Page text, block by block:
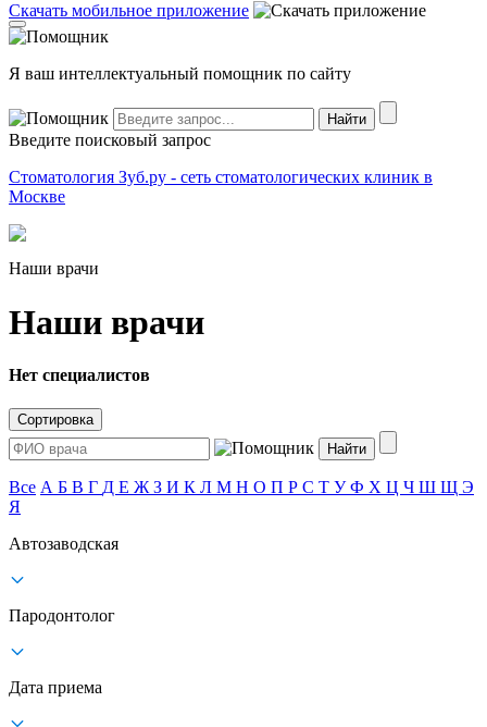
Скачать мобильное приложение
Я ваш интеллектуальный помощник по сайту
Введите поисковый запрос
Стоматология Зуб.ру - сеть стоматологических клиник в
Москве
Наши врачи
Наши врачи
Нет специалистов
Сортировка
Все А Б В Г Д Е ЖЗ И К Л М Н О П Р С Т УФ Х Ц Ч Ш Щ Э
Я
Автозаводская
Пародонтолог
Дата приема